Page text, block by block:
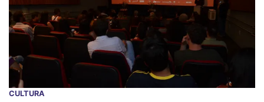
CULTURA